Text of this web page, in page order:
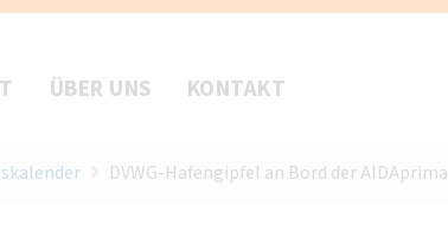
ÜBER UNS KONTAKT
DVWG-Hafengipfel an Bord der AIDAprima